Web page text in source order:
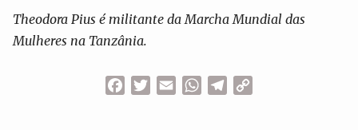
Theodora Pius é militante da Marcha Mundial das
Mulheres na Tanzânia.
FacebookTwitterEmailWhatsApp
Telegram